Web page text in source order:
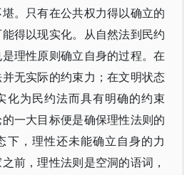
。只有在公共权力得以确立的
得以现实化。从自然法到民约
理性原则确立自身的过程。在
无实际的约束力；在文明状态
化为民约法而具有明确的约束
一大目标便是确保理性法则的
下，理性还未能确立自身的力
前，理性法则是空洞的语词，